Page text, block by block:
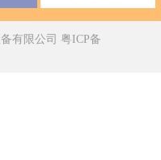
有限公司 粤ICP备